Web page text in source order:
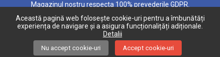
Magazinul nostru respecta 100% prevederile GDPR.
Informatiile mele personale
Solutie comert electronic Seliton
Această pagină web folosește cookie-uri pentru a îmbunătăți
experiența de navigare și a asigura funcționalițăți adiționale.
Detalii
Nu accept cookie-uri Accept cookie-uri